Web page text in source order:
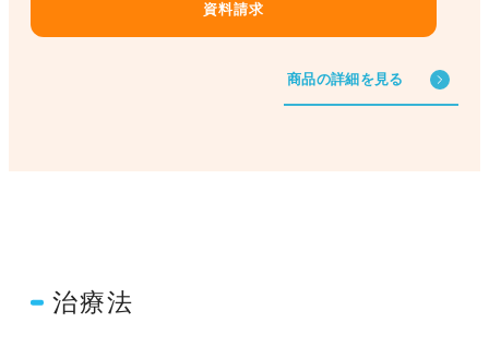
資料請求
商品の詳細を見る
治療法